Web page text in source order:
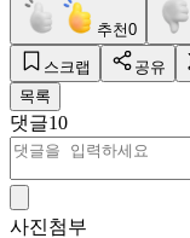
추천0
스크랩 공유
목록
댓글10
사진첨부